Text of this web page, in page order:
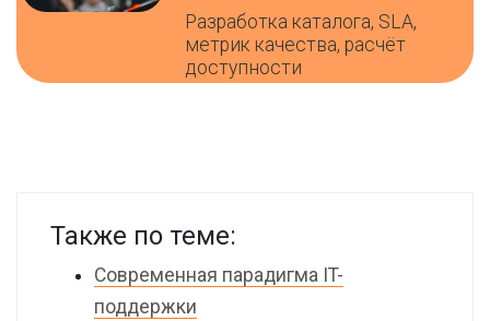
Разработка каталога, SLA,
метрик качества, расчёт
доступности
Также по теме:
Современная парадигма IT-
поддержки